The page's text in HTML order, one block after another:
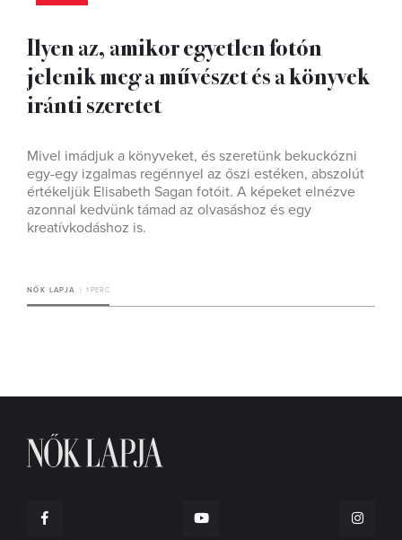
Ilyen az, amikor egyetlen fotón
jelenik meg a művészet és a könyvek
iránti szeretet
Mivel imádjuk a könyveket, és szeretünk bekuckózni
egy-egy izgalmas regénnyel az őszi estéken, abszolút
értékeljük Elisabeth Sagan fotóit. A képeket elnézve
azonnal kedvünk támad az olvasáshoz és egy
kreatívkodáshoz is.
NŐK LAPJA 1 PERC